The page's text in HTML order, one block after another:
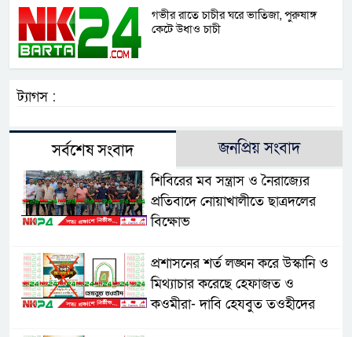
গভীর রাতে চাচীর ঘরে ভাতিজা, পুরুষাঙ্গ
কেটে উধাও চাচী
ট্যাগস :
সর্বশেষ সংবাদ জনপ্রিয় সংবাদ
শিবিরের মব সন্ত্রাস ও নৈরাজ্যের
প্রতিবাদে নোয়াখালীতে ছাত্রদলের
বিক্ষোভ
প্রশাসনের শর্ত লঙ্ঘন করে উস্কানি ও
মিথ্যাচার করেছে হেফাজত ও
কওমীরা- দাবি হেযবুত তওহীদের